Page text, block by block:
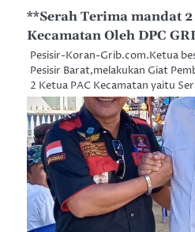
**Serah Terima mandat 2
Kecamatan Oleh DPC
Pesisir-Koran-Grib.com.Ketua
Pesisir Barat,melakukan Giat
2 Ketua PAC Kecamatan yaitu